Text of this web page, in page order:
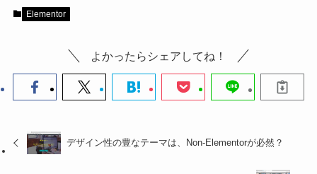
Elementor
よかったらシェアしてね！
デザイン性の豊なテーマは、Non-Elementorが必然？